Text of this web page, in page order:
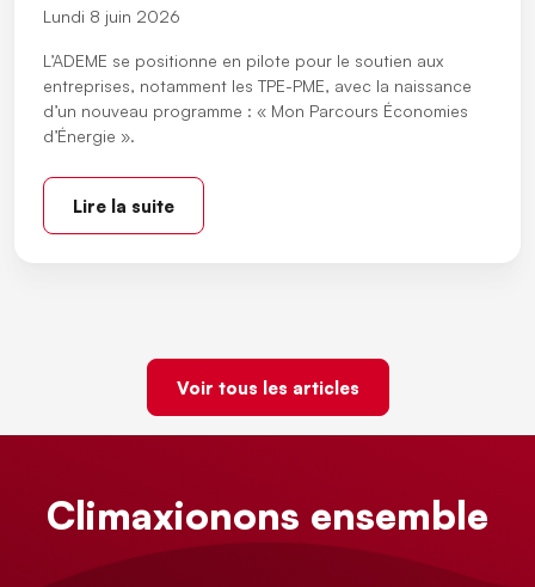
Lundi 8 juin 2026
L’ADEME se positionne en pilote pour le soutien aux
entreprises, notamment les TPE-PME, avec la naissance
d’un nouveau programme : « Mon Parcours Économies
d’Énergie ».
Lire la suite
Voir tous les articles
Climaxionons ensemble